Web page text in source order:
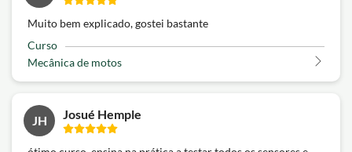
Muito bem explicado, gostei bastante
Curso
Mecânica de motos
JH Josué Hemple